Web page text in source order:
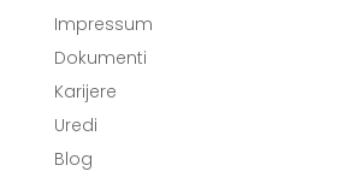
Impressum
Dokumenti
Karijere
Uredi
Blog